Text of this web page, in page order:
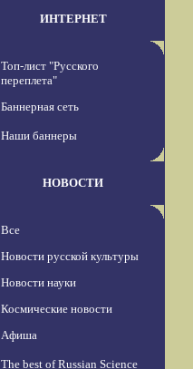
ИНТЕРНЕТ
Топ-лист "Русского
переплета"
Баннерная сеть
Наши баннеры
НОВОСТИ
Все
Новости русской культуры
Новости науки
Космические новости
Афиша
The best of Russian Science